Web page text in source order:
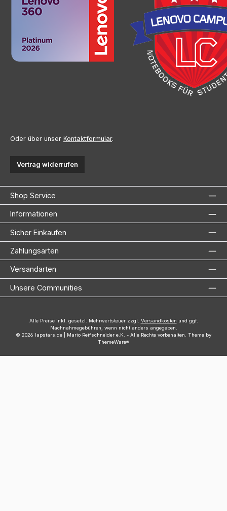
Oder über unser Kontaktformular.
Vertrag widerrufen
Shop Service
Informationen
Sicher Einkaufen
Zahlungsarten
Versandarten
Unsere Communities
Alle Preise inkl. gesetzl. Mehrwertsteuer zzgl. Versandkosten und ggf.
Nachnahmegebühren, wenn nicht anders angegeben.
© 2026 lapstars.de | Mario Reifschneider e.K. - Alle Rechte vorbehalten. Theme by
ThemeWare®